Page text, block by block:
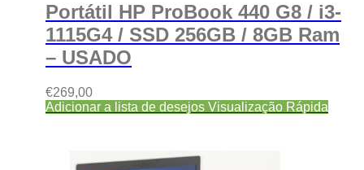
Portátil HP ProBook 440 G8 / i3-
1115G4 / SSD 256GB / 8GB Ram
– USADO
€269,00
Adicionar a lista de desejos Visualização Rápida